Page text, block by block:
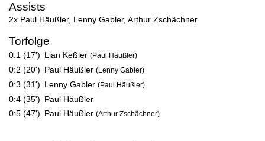
Assists
2x Paul Häußler, Lenny Gabler, Arthur Zschächner
Torfolge
0:1 (17') Lian Keßler (Paul Häußler)
0:2 (20') Paul Häußler (Lenny Gabler)
0:3 (31') Lenny Gabler (Paul Häußler)
0:4 (35') Paul Häußler
0:5 (47') Paul Häußler (Arthur Zschächner)